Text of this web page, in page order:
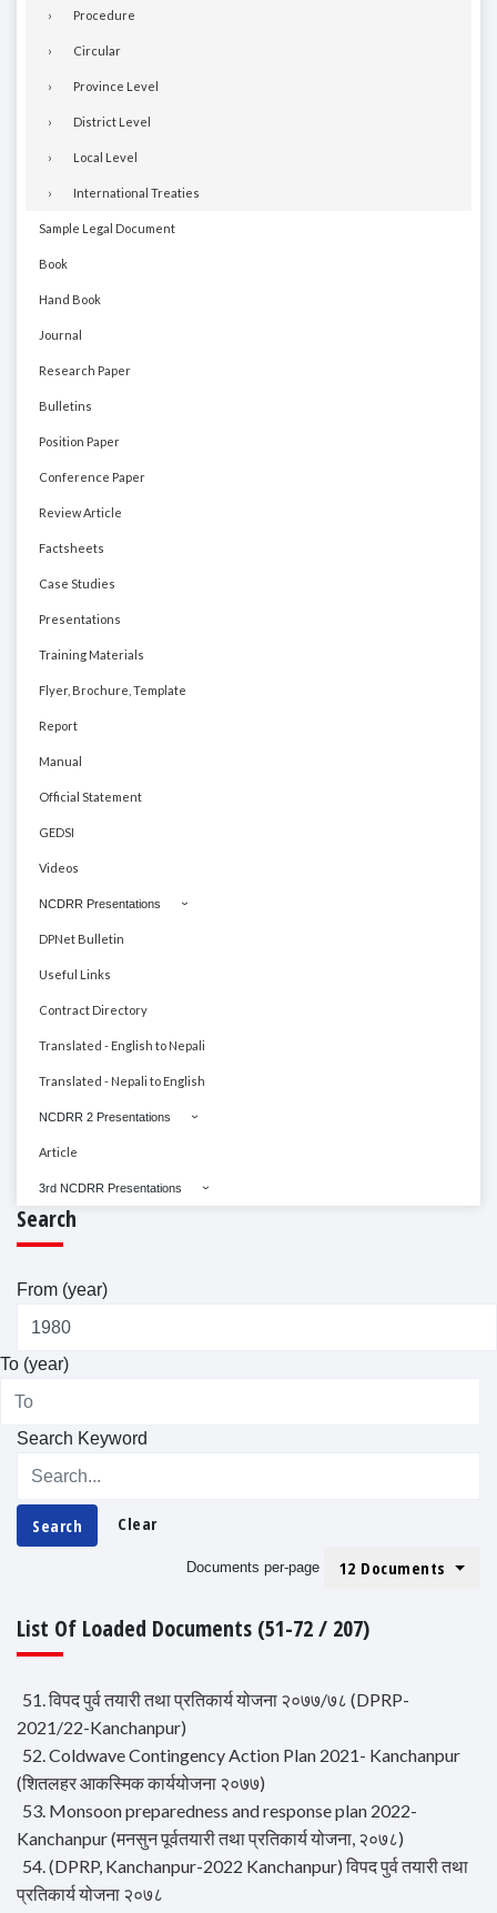
Procedure
Circular
Province Level
District Level
Local Level
International Treaties
Sample Legal Document
Book
Hand Book
Journal
Research Paper
Bulletins
Position Paper
Conference Paper
Review Article
Factsheets
Case Studies
Presentations
Training Materials
Flyer, Brochure, Template
Report
Manual
Official Statement
GEDSI
Videos
NCDRR Presentations
DPNet Bulletin
Useful Links
Contract Directory
Translated - English to Nepali
Translated - Nepali to English
NCDRR 2 Presentations
Article
3rd NCDRR Presentations
Search
From (year)
To (year)
Search Keyword
Search Clear
Documents per-page 12 Documents
List Of Loaded Documents (51-72 / 207)
51. विपद पुर्व तयारी तथा प्रतिकार्य योजना २०७७/७८ (DPRP-
2021/22-Kanchanpur)
52. Coldwave Contingency Action Plan 2021- Kanchanpur
(शितलहर आकस्मिक कार्ययोजना २०७७)
53. Monsoon preparedness and response plan 2022-
Kanchanpur (मनसुन पूर्वतयारी तथा प्रतिकार्य योजना, २०७८)
54. (DPRP, Kanchanpur-2022 Kanchanpur) विपद पुर्व तयारी तथा
प्रतिकार्य योजना २०७८